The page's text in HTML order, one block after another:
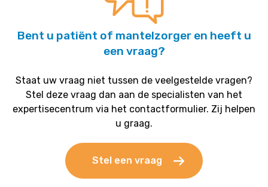
Bent u patiënt of mantelzorger en heeft u
een vraag?
Staat uw vraag niet tussen de veelgestelde vragen?
Stel deze vraag dan aan de specialisten van het
expertisecentrum via het contactformulier. Zij helpen
u graag.
Stel een vraag